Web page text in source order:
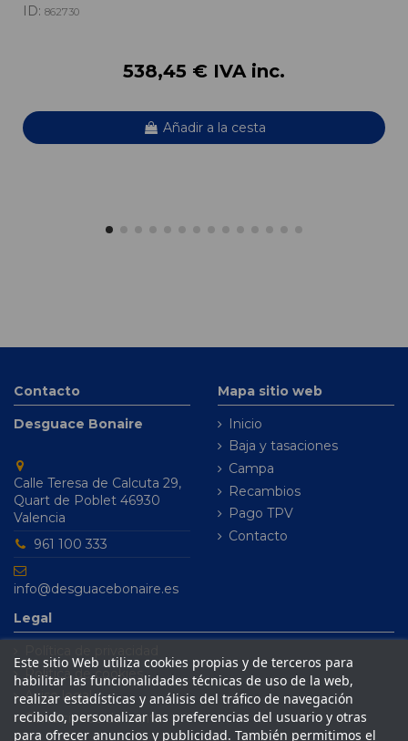
ID: 862730
538,45 € IVA inc.
Añadir a la cesta
Contacto
Desguace Bonaire
Calle Teresa de Calcuta 29,
Quart de Poblet 46930
Valencia
961 100 333
info@desguacebonaire.es
Mapa sitio web
Inicio
Baja y tasaciones
Campa
Recambios
Pago TPV
Contacto
Legal
Política de cookies
Aviso legal
Condiciones de venta
Este sitio Web utiliza cookies propias y de terceros para
habilitar las funcionalidades técnicas de uso de la web,
realizar estadísticas y análisis del tráfico de navegación
recibido, personalizar las preferencias del usuario y otras
para ofrecer anuncios y publicidad. También permitimos el